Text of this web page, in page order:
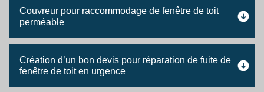
Couvreur pour raccommodage de fenêtre de toit
perméable
Création d’un bon devis pour réparation de fuite de
fenêtre de toit en urgence